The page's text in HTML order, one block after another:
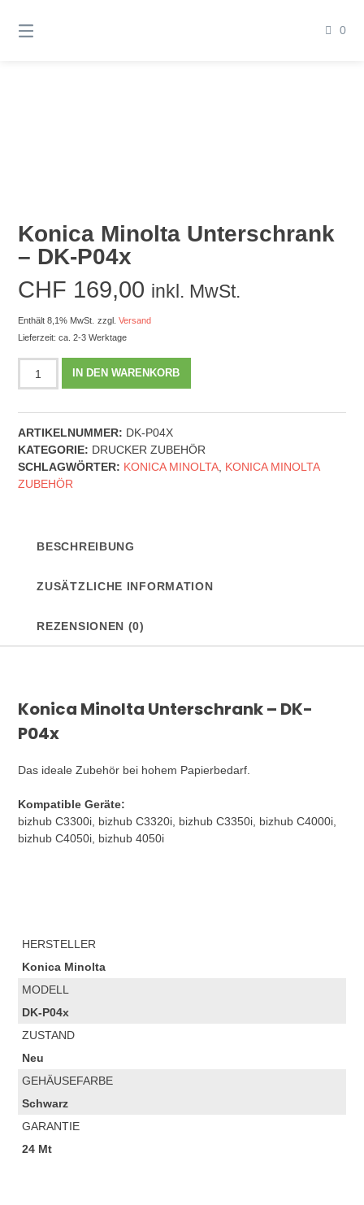
zum
0
Konica Minolta Unterschrank
– DK-P04x
CHF 169,00 inkl. MwSt.
Enthält 8,1% MwSt. zzgl.Versand
Lieferzeit: ca. 2-3 Werktage
Minolta
-
DK-
P04x
Menge
IN DEN WARENKORB
ARTIKELNUMMER: DK-P04X
KATEGORIE: DRUCKER ZUBEHÖR
SCHLAGWÖRTER: KONICA MINOLTA KONICA MINOLTA
ZUBEHÖR
BESCHREIBUNG
ZUSÄTZLICHE INFORMATION
REZENSIONEN (0)
Konica Minolta Unterschrank – DK-
P04x
Das ideale Zubehör bei hohem Papierbedarf.
Kompatible Geräte:
bizhub C3300i, bizhub C3320i, bizhub C3350i, bizhub C4000i,
bizhub C4050i, bizhub 4050i
HERSTELLER
Konica Minolta
MODELL
DK-P04x
ZUSTAND
Neu
GEHÄUSEFARBE
Schwarz
GARANTIE
24 Mt